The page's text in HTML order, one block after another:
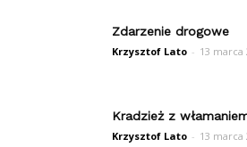
Zdarzenie drogowe
Krzysztof Lato - 13 marca
Kradzież z
Krzysztof Lato - 13 marca